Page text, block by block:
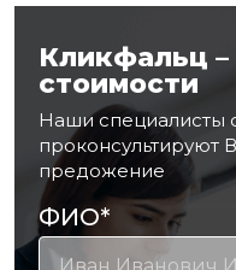
Кликфальц
стоимости
Наши специалисты
проконсультируют
предожение
ФИО*